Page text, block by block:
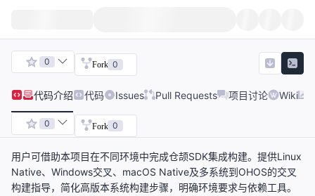
0 Fork 0
代码介绍 代码 Issues Pull Requests 项目讨论 Wiki
0 Fork 0
用户可借助本项目在不同环境中完成仓颉SDK集成构建。提供Linux
Native、Windows交叉、macOS Native及多系统到OHOS的交叉
构建指导，简化高版本系统构建步骤，明确环境要求与依赖工具。